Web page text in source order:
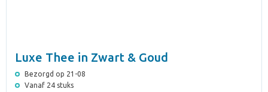
Luxe Thee in Zwart & Goud
Bezorgd op 21-08
Vanaf 24 stuks